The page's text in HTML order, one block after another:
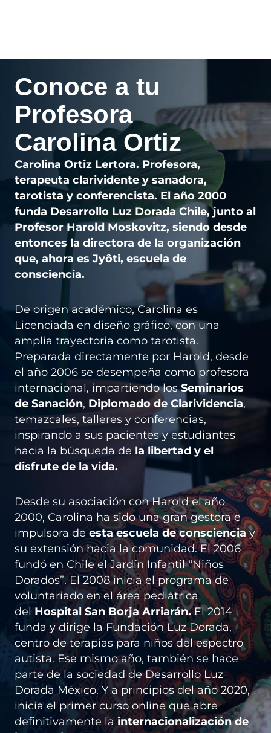
Conoce a tu
Profesora
Carolina Ortiz
Carolina Ortiz Lertora. Profesora,
terapeuta clarividente y sanadora,
tarotista y conferencista. El año 2000
funda Desarrollo Luz Dorada Chile, junto al
Profesor Harold Moskovitz, siendo desde
entonces la directora de la organización
que, ahora es Jyôti, escuela de
consciencia.
De origen académico, Carolina es
Licenciada en diseño gráfico, con una
amplia trayectoria como tarotista.
Preparada directamente por Harold, desde
el año 2006 se desempeña como profesora
internacional, impartiendo losSeminarios
de Sanación, Diplomado de Clarividencia,
temazcales, talleres y conferencias,
inspirando a sus pacientes y estudiantes
hacia la búsqueda de la libertad y el
disfrute de la vida.
Desde su asociación con Harold el año
2000, Carolina ha sido una gran gestora e
impulsora de esta escuela de conscienciay
su extensión hacia la comunidad. El 2006
fundó en Chile el Jardín Infantil “Niños
Dorados”. El 2008 inicia el programa de
voluntariado en el área pediátrica
del Hospital San Borja Arriarán.El 2014
funda y dirige la Fundación Luz Dorada,
centro de terapias para niños del espectro
autista. Ese mismo año, también se hace
parte de la sociedad de Desarrollo Luz
Dorada México. Y a principios del año 2020,
inicia el primer curso online que abre
definitivamente lainternacionalización de